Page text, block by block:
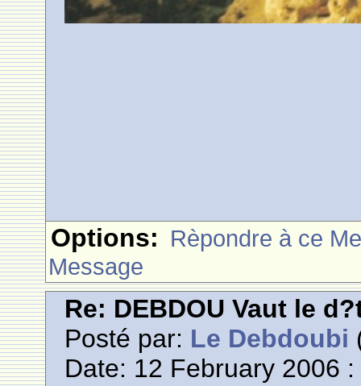
Options: Rèpondre à ce
Message
Re: DEBDOU Vaut le
Posté par: Le Debdoubi
Date: 12 February 2006